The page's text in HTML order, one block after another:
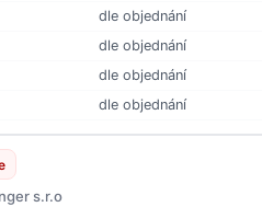
dle objednání
dle objednání
dle objednání
dle objednání
s.r.o